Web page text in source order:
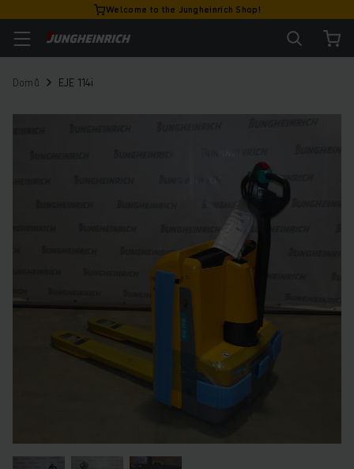
Welcome to the Jungheinrich Shop!
Domů EJE 114i